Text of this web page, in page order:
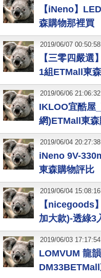
【iNeno】
森購物那裡買
【三零四嚴
1組ETMall東
2019/06/07 00:50:58
IKLOO宜酷屋
網)ETMall東
2019/06/06 21:06:32
iNeno 9V-
東森購物評比
2019/06/04 20:27:38
【nicegoods
加大款)-透綠3
2019/06/04 15:08:16
LOMVUM 龍
2019/06/03 17:17:54